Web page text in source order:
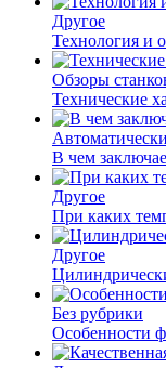
Другое
Технология и
Обзоры
Технические
В чем
Другое
При каких
Другое
Без рубрики
Особенности